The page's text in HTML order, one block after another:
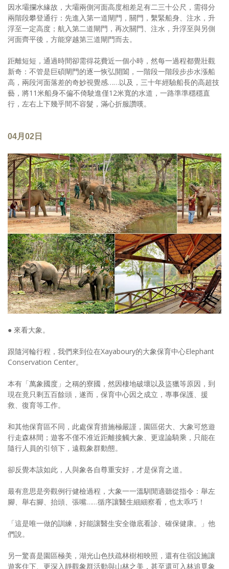
因水壩攔水緣故，大壩兩側河面高度相差足有二三十公尺，需得分
兩階段攀登通行：先進入第一道閘門，關門，繫緊船身、注水，升
浮至一定高度；航入第二道閘門，再次關門、注水，升浮至與另側
河面齊平後，方能穿越第三道閘門而去。
距離短短，通過時間卻需得花費近一個小時，然每一過程都覺壯觀
新奇：不管是巨碩閘門的逐一恢弘開闔，一階段一階段步步水漲船
高，兩段河面落差的奇妙視覺感……以及，三十年經驗船長的高超技
藝，將11米船身不偏不倚駛進僅12米寬的水道，一路準準穩穩直
行，左右上下幾乎間不容髮，滿心折服讚嘆。
04月02日
● 來看大象。
跟隨河輪行程，我們來到位在Xayaboury的大象保育中心Elephant
Conservation Center。
本有「萬象國度」之稱的寮國，然因棲地破壞以及盜獵等原因，到
現在竟只剩五百餘頭，遂而，保育中心因之成立，專事保護、援
救、復育等工作。
和其他保育區不同，此處保育措施極嚴謹，園區偌大、大象可悠遊
行走森林間；遊客不僅不准近距離接觸大象、更遑論騎乘，只能在
隨行人員的引領下，遠觀象群動態。
卻反覺本該如此，人與象各自尊重安好，才是保育之道。
最有意思是旁觀例行健檢過程，大象一一溫馴閒適聽從指令：舉左
腳、舉右腳、抬頭、張嘴……循序讓醫生細細察看，也太乖巧！
「這是唯一做的訓練，好能讓醫生安全徹底看診、確保健康。」他
們說。
另一驚喜是園區極美，湖光山色扶疏林樹相映照，還有住宿設施讓
遊客住下、更深入靜觀象群活動與山林之美，甚至還可入林追覓象